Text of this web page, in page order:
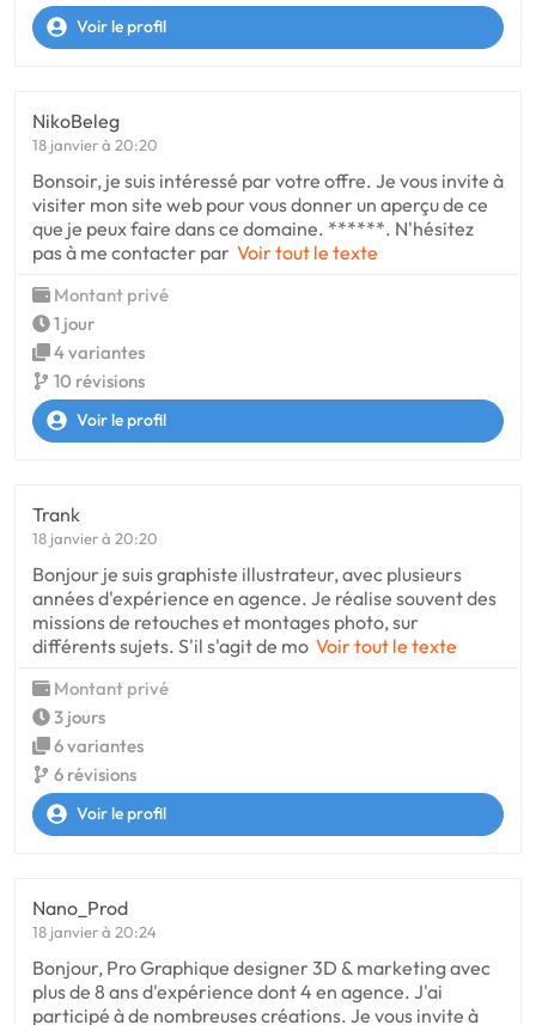
Voir le profil
NikoBeleg
18 janvier à 20:20
Bonsoir, je suis intéressé par votre offre. Je vous invite à
visiter mon site web pour vous donner un aperçu de ce
que je peux faire dans ce domaine. ******. N'hésitez
pas à me contacter par Voir tout le texte
Montant privé
1 jour
4 variantes
10 révisions
Voir le profil
Trank
18 janvier à 20:20
Bonjour je suis graphiste illustrateur, avec plusieurs
années d'expérience en agence. Je réalise souvent des
missions de retouches et montages photo, sur
différents sujets. S'il s'agit de mo Voir tout le texte
Montant privé
3 jours
6 variantes
6 révisions
Voir le profil
Nano_Prod
18 janvier à 20:24
Bonjour, Pro Graphique designer 3D & marketing avec
plus de 8 ans d'expérience dont 4 en agence. J'ai
participé à de nombreuses créations. Je vous invite à